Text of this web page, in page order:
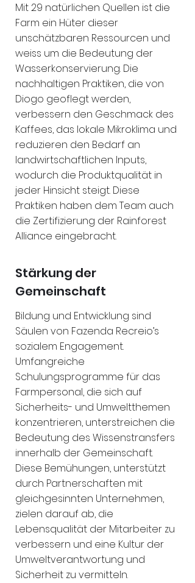
Mit 29 natürlichen Quellen ist die
Farm ein Hüter dieser
unschätzbaren Ressourcen und
weiss um die Bedeutung der
Wasserkonservierung. Die
nachhaltigen Praktiken, die von
Diogo geoflegt werden,
verbessern den Geschmack des
Kaffees, das lokale Mikroklima und
reduzieren den Bedarf an
landwirtschaftlichen Inputs,
wodurch die Produktqualität in
jeder Hinsicht steigt. Diese
Praktiken haben dem Team auch
die Zertifizierung der Rainforest
Alliance eingebracht.
Stärkung der
Gemeinschaft
Bildung und Entwicklung sind
Säulen von Fazenda Recreio’s
sozialem Engagement.
Umfangreiche
Schulungsprogramme für das
Farmpersonal, die sich auf
Sicherheits- und Umweltthemen
konzentrieren, unterstreichen die
Bedeutung des Wissenstransfers
innerhalb der Gemeinschaft.
Diese Bemühungen, unterstützt
durch Partnerschaften mit
gleichgesinnten Unternehmen,
zielen darauf ab, die
Lebensqualität der Mitarbeiter zu
verbessern und eine Kultur der
Umweltverantwortung und
Sicherheit zu vermitteln.